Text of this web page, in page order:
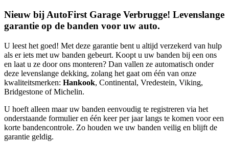
Nieuw bij AutoFirst Garage Verbrugge! Levenslange
garantie op de banden voor uw auto.
U leest het goed! Met deze garantie bent u altijd verzekerd van hulp
als er iets met uw banden gebeurt. Koopt u uw banden bij een ons
en laat u ze door ons monteren? Dan vallen ze automatisch onder
deze levenslange dekking, zolang het gaat om één van onze
kwaliteitsmerken: Hankook, Continental, Vredestein, Viking,
Bridgestone of Michelin.
U hoeft alleen maar uw banden eenvoudig te registreren via het
onderstaande formulier en één keer per jaar langs te komen voor een
korte bandencontrole. Zo houden we uw banden veilig en blijft de
garantie geldig.